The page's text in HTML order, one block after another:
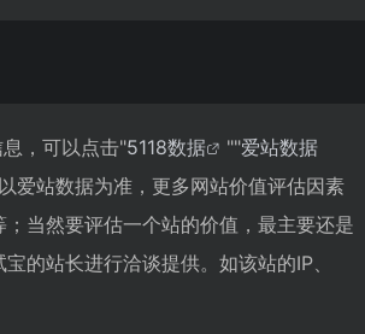
，可以点击"5118数据 ""爱站数据
爱站数据为准，更多网站价值评估因素
当然要评估一个站的价值，最主要还是
的站长进行洽谈提供。如该站的IP、